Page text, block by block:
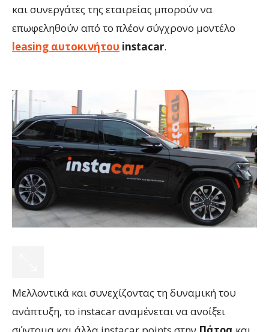
και συνεργάτες της εταιρείας μπορούν να
επωφεληθούν από το πλέον σύγχρονο μοντέλο
leasing αυτοκινήτου instacar.
Μελλοντικά και συνεχίζοντας τη δυναμική του
ανάπτυξη, το instacar αναμένεται να ανοίξει